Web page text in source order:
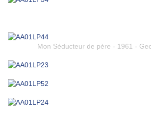
Mon Séducteur de père - 1961 -